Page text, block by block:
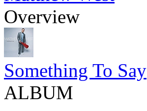
Overview
Something To Say
ALBUM